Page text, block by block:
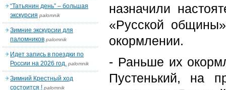
назначили
«Русской
окормлении.
- Раньше их
Пустенький, на
“Татьянин день” – большая
экскурсия palomnik
Зимние экскурсии для
паломников palomnik
Идет запись в поездки по
России на 2026 год. palomnik
Зимний Крестный ход
состоится ! palomnik